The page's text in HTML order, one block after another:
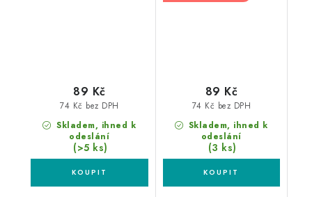
Skladem, ihned k
odeslání
(>5 ks)
74 Kč bez DPH
89 Kč
Skladem, ihned k
odeslání
(3 ks)
74 Kč bez DPH
89 Kč